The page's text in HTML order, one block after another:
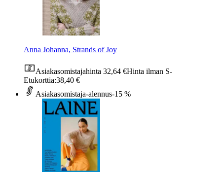
Anna Johanna, Strands of Joy
Asiakasomistajahinta 32,64 €Hinta ilman S-
Etukorttia:38,40 €
Asiakasomistaja-alennus-15 %